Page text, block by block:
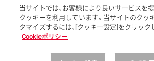
サイトマップ サイトポリ
当サイトでは、お客様により良いサービスを提
クッキーを利用しています。当サイトのクッ
タマイズするには、[クッキー設定]をクリック
Cookieポリシー